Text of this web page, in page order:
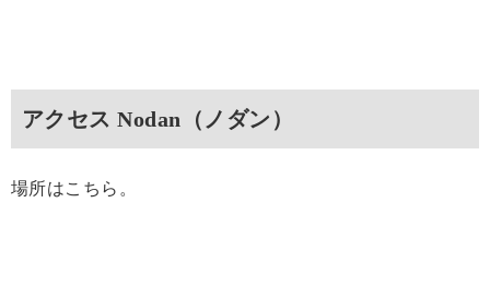
アクセス Nodan（ノダン）
場所はこちら。